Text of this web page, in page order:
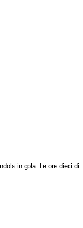
in gola. Le ore dieci di